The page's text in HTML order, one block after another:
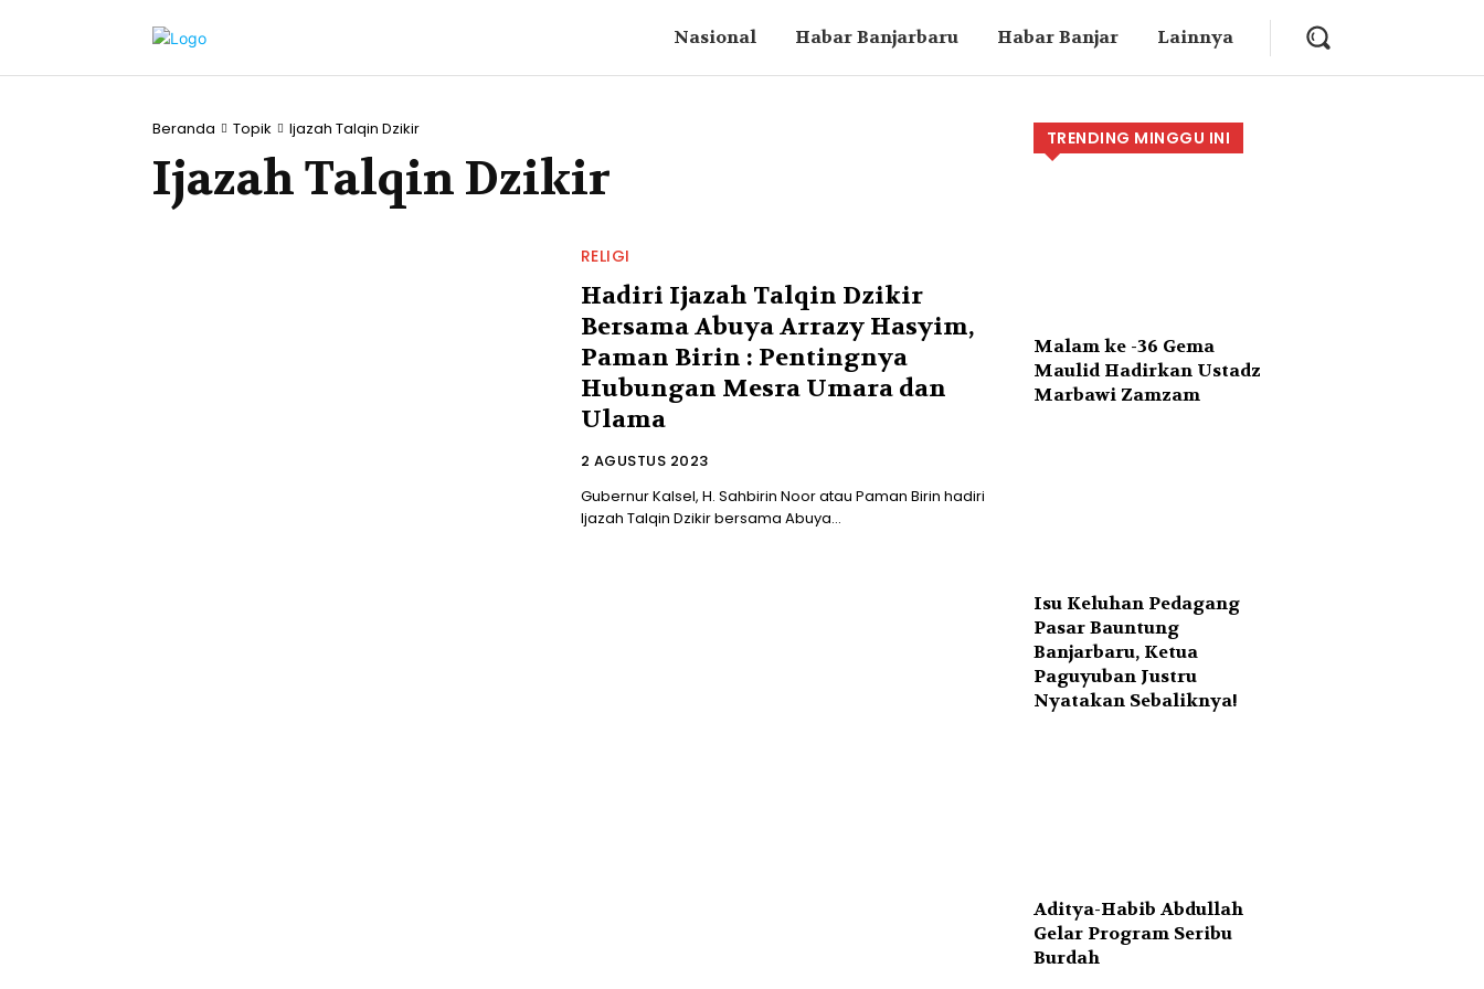
Nasional Habar Banjarbaru Habar Banjar Lainnya
Beranda Topik Ijazah Talqin Dzikir
Ijazah Talqin Dzikir
RELIGI
Hadiri Ijazah Talqin Dzikir
Bersama Abuya Arrazy Hasyim,
Paman Birin : Pentingnya
Hubungan Mesra Umara dan
Ulama
2 AGUSTUS 2023
Gubernur Kalsel, H. Sahbirin Noor atau Paman Birin hadiri
Ijazah Talqin Dzikir bersama Abuya...
TRENDING MINGGU INI
Malam ke -36 Gema
Maulid Hadirkan Ustadz
Marbawi Zamzam
Isu Keluhan Pedagang
Pasar Bauntung
Banjarbaru, Ketua
Paguyuban Justru
Nyatakan Sebaliknya!
Aditya-Habib Abdullah
Gelar Program Seribu
Burdah